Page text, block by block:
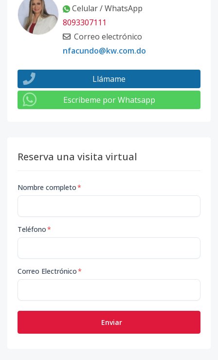
Celular / WhatsApp
8093307111
Correo electrónico
nfacundo@kw.com.do
Llámame
Escribeme por Whatsapp
Reserva una visita virtual
Nombre completo*
Teléfono*
Correo Electrónico*
Enviar